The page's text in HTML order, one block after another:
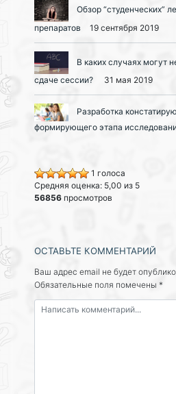
Обзор “студенческих”
препаратов
19 сентября 2019
В каких случаях могут
сдаче сессии?
31 мая 2019
Разработка
формирующего этапа
1 голоса
Средняя оценка: 5,00 из 5
56856 просмотров
ОСТАВЬТЕ КОММЕНТАРИЙ
Ваш адрес email не будет
Обязательные поля помечены *